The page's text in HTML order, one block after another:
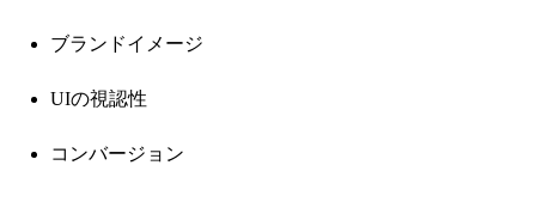
ブランドイメージ
UIの視認性
コンバージョン